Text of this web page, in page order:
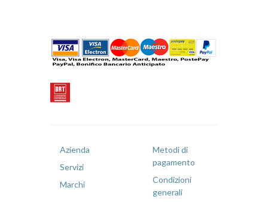
Azienda
Servizi
Marchi
Metodi di
pagamento
Condizioni
generali